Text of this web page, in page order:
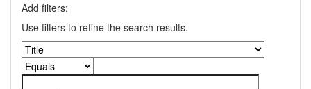
Add filters:
Use filters to refine the search results.